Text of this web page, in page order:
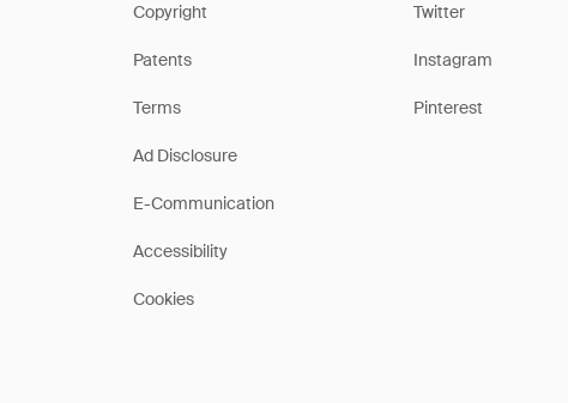
Copyright
Patents
Terms
Ad Disclosure
E-Communication
Accessibility
Cookies
Twitter
Instagram
Pinterest